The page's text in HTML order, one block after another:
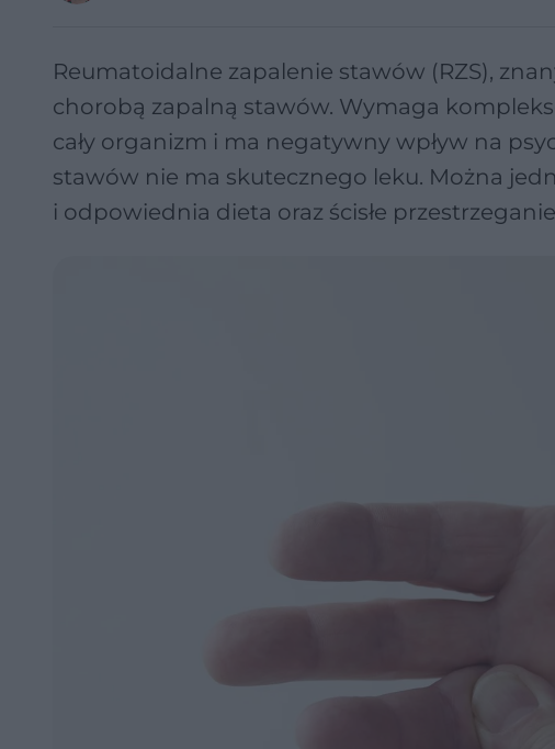
Reumatoidalne zapalenie stawów (RZS),
chorobą zapalną stawów. Wymaga
cały organizm i ma negatywny wpływ na
stawów nie ma skutecznego leku. Można
i odpowiednia dieta oraz ścisłe